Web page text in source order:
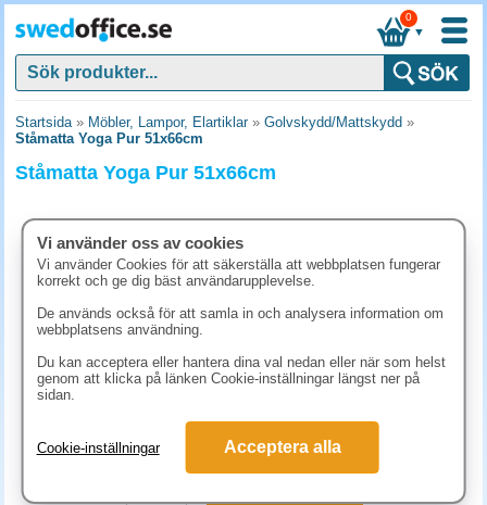
▼
0
Startsida» Möbler, Lampor, Elartiklar» Golvskydd/Mattskydd »
Ståmatta Yoga Pur 51x66cm
Ståmatta Yoga Pur 51x66cm
862.50 kr (inkl. moms)
Vi använder oss av cookies
Vi använder Cookies för att säkerställa att webbplatsen fungerar
korrekt och ge dig bäst användarupplevelse.
De används också för att samla in och analysera information om
webbplatsens användning.
Du kan acceptera eller hantera dina val nedan eller när som helst
genom att klicka på länken Cookie-inställningar längst ner på
sidan.
Cookie-inställningar Acceptera alla